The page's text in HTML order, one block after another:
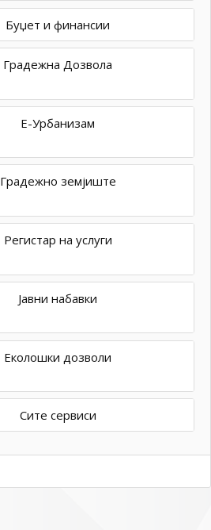
Буџет и финансии
Градежна Дозвола
Е-Урбанизам
Градежно земјиште
Регистар на услуги
Јавни набавки
Еколошки дозволи
Сите сервиси